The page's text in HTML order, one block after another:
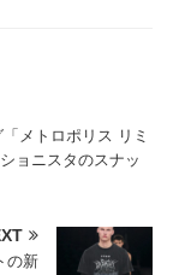
メトロポリス リミ
ョニスタのスナッ
の新